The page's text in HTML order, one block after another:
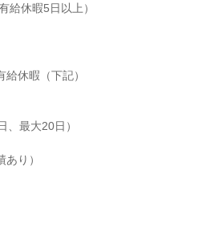
給休暇5日以上）
休暇（下記）
、最大20日）
り）